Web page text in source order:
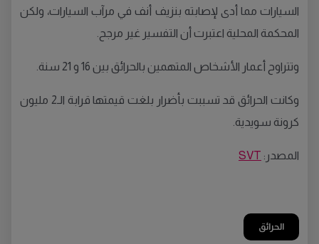
السيارات مما أدى لإصابته بنزيف أنف في مرآب السيارات، ولكن
المحكمة المحلية اعتبرت أن التفسير غير مرجح.
وتتراوح أعمار الأشخاص المتهمين بالحرائق بين 16 و 21 سنة.
وكانت الحرائق قد تسببت بأضرار بلغت قيمتها قرابة الـ2 مليون
كرونة سويدية.
المصدر: SVT
الحرائق